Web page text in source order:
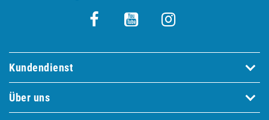
Kundendienst
Über uns